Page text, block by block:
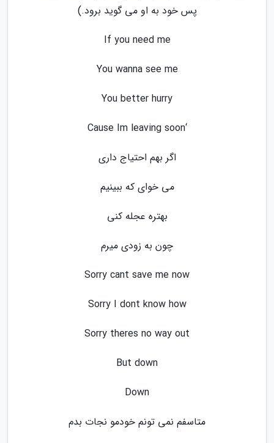
پس خود به او می گوید برود.)
If you need me
You wanna see me
You better hurry
‘Cause Im leaving soon
اگر بهم احتیاج داری
می خوای که ببینیم
بهتره عجله کنی
چون به زودی میرم
Sorry cant save me now
Sorry I dont know how
Sorry theres no way out
But down
Down
متاسفم نمی تونم خودمو نجات بدم